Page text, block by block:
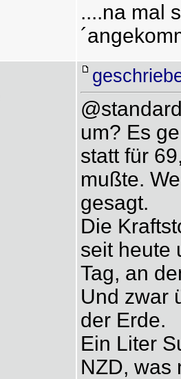
....na mal
um? Es
statt für
mußte.
gesagt.
Die
seit heute
Tag, an
Und zwar
der Erde.
Ein Liter
NZD, was